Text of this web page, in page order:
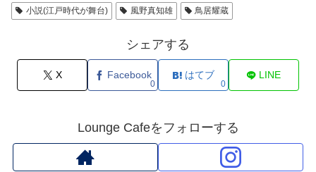
小説(江戸時代が舞台) 風野真知雄 鳥居耀蔵
シェアする
X Facebook
0
はてブ
0
LINE
Lounge Cafeをフォローする